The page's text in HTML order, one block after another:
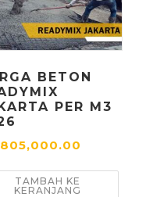
BETON
PER M3
805,000.00
TAMBAH KE
KERANJANG